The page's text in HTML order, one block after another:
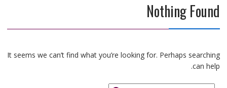
Nothing Found
It seems we can’t find what you’re looking for. Perhaps searching
can help.